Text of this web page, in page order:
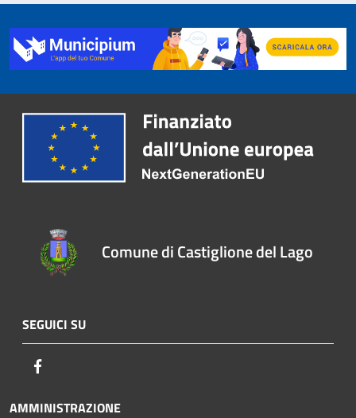
Comune di Castiglione del Lago
SEGUICI SU
AMMINISTRAZIONE